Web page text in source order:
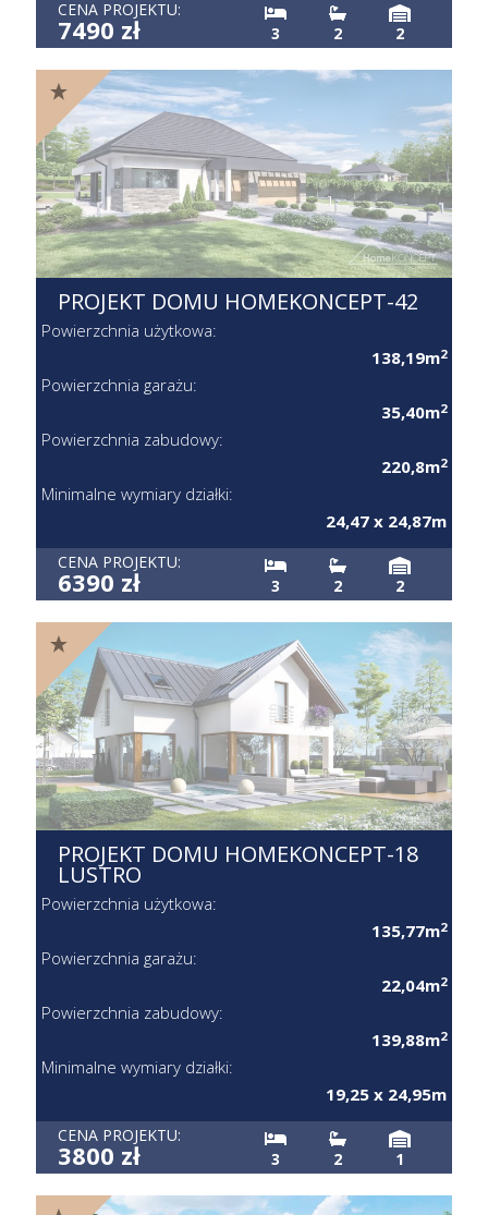
CENA PROJEKTU:
7490 zł 3 2 2
PROJEKT DOMU HOMEKONCEPT-42
Powierzchnia użytkowa:
138,19m2
Powierzchnia garażu:
35,40m2
Powierzchnia zabudowy:
220,8m2
Minimalne wymiary działki:
24,47 x 24,87m
CENA PROJEKTU:
6390 zł 3 2 2
PROJEKT DOMU HOMEKONCEPT-18
LUSTRO
Powierzchnia użytkowa:
135,77m2
Powierzchnia garażu:
22,04m2
Powierzchnia zabudowy:
139,88m2
Minimalne wymiary działki:
19,25 x 24,95m
CENA PROJEKTU:
3800 zł 3 2 1